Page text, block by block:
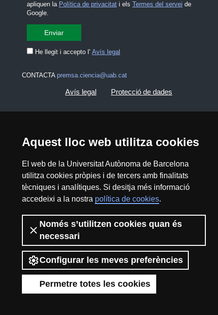
Aquest lloc web utilitza cookies
El web de la Universitat Autònoma de Barcelona
utilitza cookies pròpies i de tercers amb finalitats
tècniques i analítiques. Si desitja més informació
accedeixi a la nostra política de cookies.
Només s’utilitzen cookies quan és
necessari
Configurar les meves preferències
Permetre totes les cookies
apliquen la Política de privacitati els Termes del servei de
Google.
He llegit i accepto l' Avís legal
CONTACTA premsa.ciencia@uab.cat
Avís legal Protecció de dades
Mapa del web UAB
2026 Divulga UAB - Creative Commons
Reconeixement - No Comercial (CC BY NC) -
ISSN: 2014-6388